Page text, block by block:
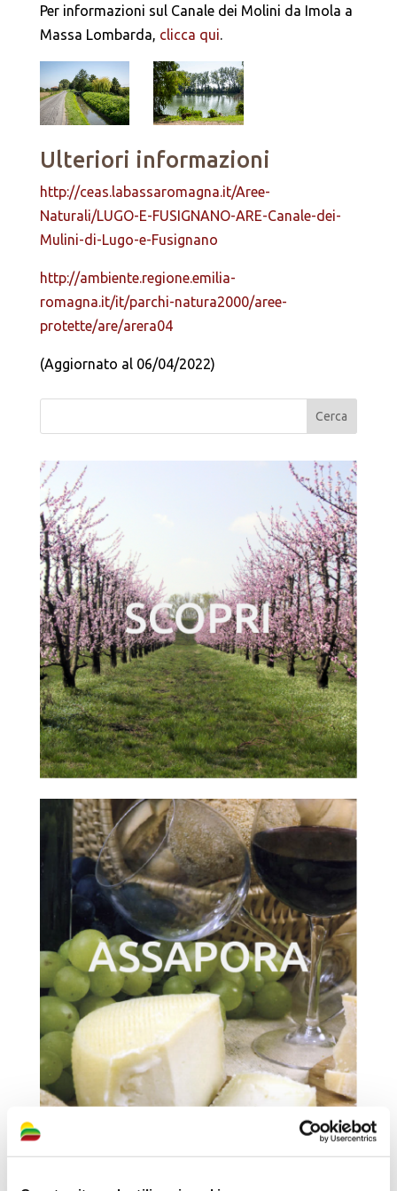
Per informazioni sul Canale dei Molini da Imola a
Massa Lombarda, clicca qui.
Ulteriori informazioni
http://ceas.labassaromagna.it/Aree-
Naturali/LUGO-E-FUSIGNANO-ARE-Canale-dei-
Mulini-di-Lugo-e-Fusignano
http://ambiente.regione.emilia-
romagna.it/it/parchi-natura2000/aree-
protette/are/arera04
(Aggiornato al 06/04/2022)